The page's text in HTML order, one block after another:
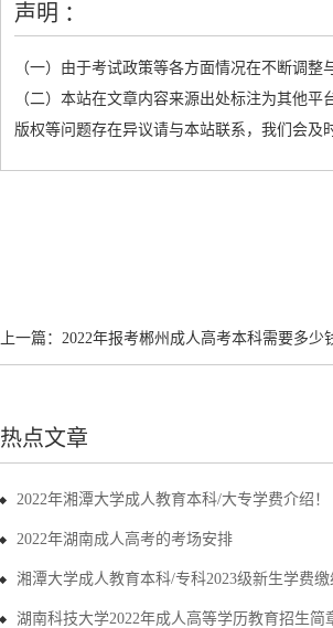
声明 ：
（一）由于考试政策等各方面情况在不断调
（二）本站在文章内容来源出处标注为其他
版权等问题存在异议请与本站联系，我们会及
上一篇： 2022年报考郴州成人高考本科需要多少
热点文章
2022年湘潭大学成人教育本科/大专学费介绍！
2022年湖南成人高考的考场安排
湘潭大学成人教育本科/专科2023级新生学费缴
湖南科技大学2022年成人高等学历教育招生简